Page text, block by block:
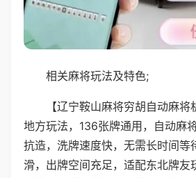
相关麻将玩法及特色;
【辽宁鞍山麻将穷胡自动麻
地方玩法，136张牌通用，自动麻
抗造，洗牌速度快，无需长时间等
滑，出牌空间充足，适配东北牌友